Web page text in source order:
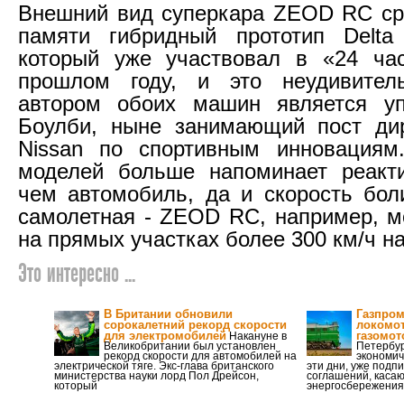
Внешний вид суперкара ZEOD RC
памяти гибридный прототип
который уже участвовал в «24
прошлом году, и это
автором обоих машин является
Боулби, ныне занимающий пост
Nissan по спортивным
моделей больше напоминает
чем автомобиль, да и скорость
самолетная - ZEOD RC, например,
на прямых участках более 300 км/ч на
Это интересно ...
В Британии обновили
сорокалетний рекорд скорости
для электромобилей Накануне в
Великобритании был установлен
рекорд скорости для автомобилей на
электрической тяге. Экс-глава британского
министерства науки лорд Пол Дрейсон,
который
эти дни, уже
соглашений,